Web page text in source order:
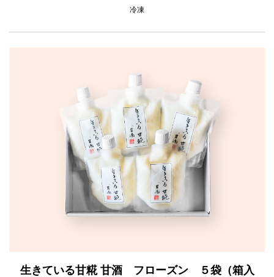
冷凍
生きている甘糀 甘酒 フローズン ５袋（箱入